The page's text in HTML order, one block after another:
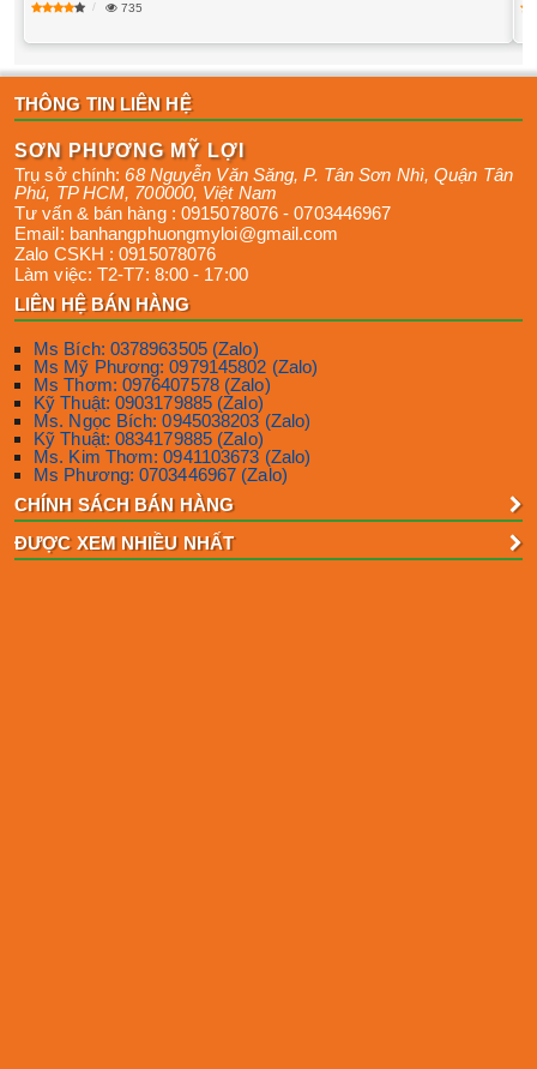
735
THÔNG TIN LIÊN HỆ
SƠN PHƯƠNG MỸ LỢI
Trụ sở chính:68 Nguyễn Văn Săng, P. Tân Sơn Nhì,Quận Tân
Phú, TP HCM, 700000, Việt Nam
Tư vấn & bán hàng : 0915078076 -0703446967
Email: banhangphuongmyloi@gmail.com
Zalo CSKH :0915078076
Làm việc: T2-T7: 8:00 - 17:00
LIÊN HỆ BÁN HÀNG
Ms Bích: 0378963505 (Zalo)
Ms Mỹ Phương: 0979145802 (Zalo)
Ms Thơm: 0976407578 (Zalo)
Kỹ Thuật: 0903179885 (Zalo)
Ms. Ngọc Bích: 0945038203 (Zalo)
Kỹ Thuật: 0834179885 (Zalo)
Ms. Kim Thơm: 0941103673 (Zalo)
Ms Phương: 0703446967 (Zalo)
CHÍNH SÁCH BÁN HÀNG
ĐƯỢC XEM NHIỀU NHẤT